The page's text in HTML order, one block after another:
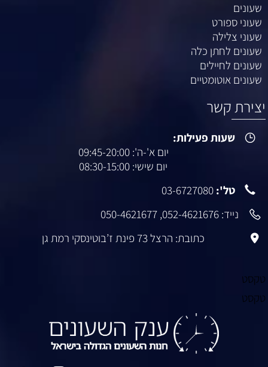
שעונים
שעוני ספורט
שעוני צלילה
שעונים לחתן כלה
שעונים לחיילים
שעונים אוטומטיים
יצירת קשר
שעות פעילות:
יום א'-ה': 09:45-20:00
יום שישי: 08:30-15:00
טל': 03-6727080
נייד: 052-4621676
,
050-4621677
כתובת: הרצל 73 פינת ז’בוטינסקי רמת גן
טקסט
טקסט